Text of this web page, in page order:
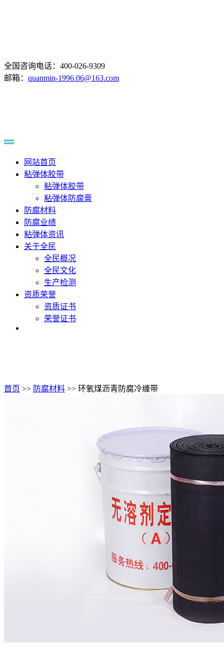
全国咨询电话：400-026-9309
邮箱： quanmin-1996.06@163.com
网站首页
粘弹体胶带
粘弹体胶带
粘弹体防腐膏
防腐材料
防腐业绩
粘弹体资讯
关于全民
全民概况
全民文化
生产检测
资质荣誉
资质证书
荣誉证书
首页 >> 防腐材料 >> 环氧煤沥青防腐冷缠带